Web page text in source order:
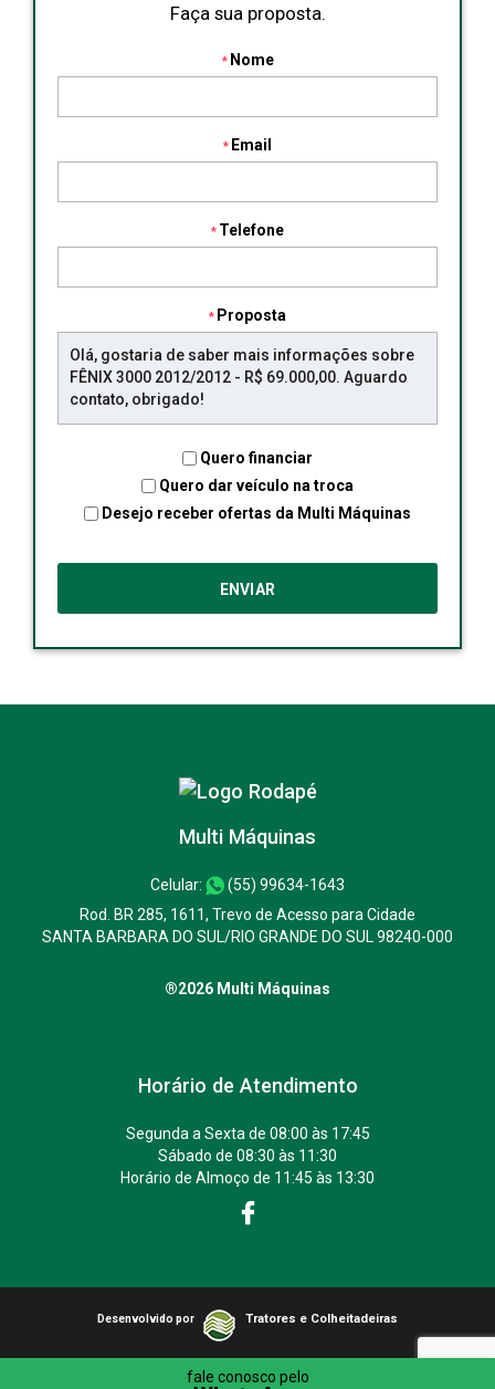
Faça sua proposta.
Nome
Email
Telefone
Proposta
Quero financiar
Quero dar veículo na troca
Desejo receber ofertas da Multi Máquinas
Multi Máquinas
Celular:
(55) 99634-1643
Rod. BR 285, 1611, Trevo de Acesso para Cidade
SANTA BARBARA DO SUL/RIO GRANDE DO SUL 98240-000
®2026 Multi Máquinas
Horário de Atendimento
Segunda a Sexta de 08:00 às 17:45
Sábado de 08:30 às 11:30
Horário de Almoço de 11:45 às 13:30
fale conosco pelo
Desenvolvido por Tratores e Colheitadeiras